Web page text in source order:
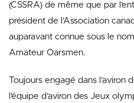
(CSSRA) de même que par
président de l’Association
auparavant connue sous le
Amateur Oarsmen.
Toujours engagé dans l’aviron
l’équipe d’aviron des Jeux